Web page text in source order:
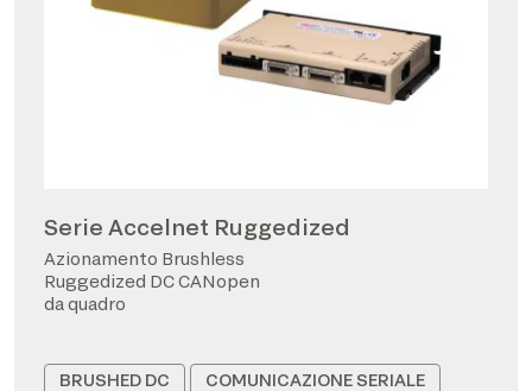
Serie Accelnet Ruggedized
Azionamento Brushless
Ruggedized DC CANopen
da quadro
BRUSHED DC
COMUNICAZIONE SERIALE